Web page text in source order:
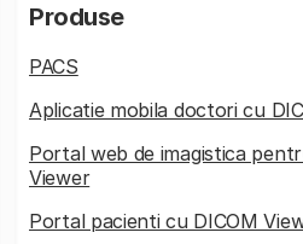
Produse
PACS
Aplicatie mobila doctori cu
Portal web de imagistica
Viewer
Portal pacienti cu DICOM